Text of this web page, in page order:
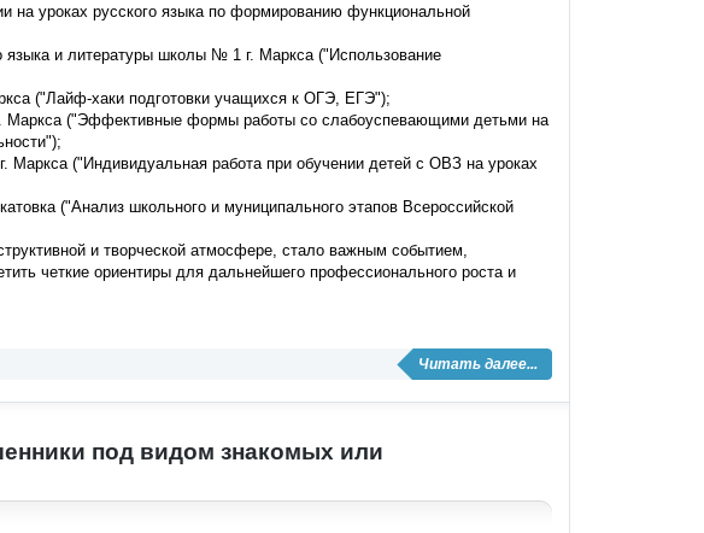
на уроках русского языка по формированию функциональной
языка и литературы школы № 1 г. Маркса ("Использование
("Лайф-хаки подготовки учащихся к ОГЭ, ЕГЭ");
Маркса ("Эффективные формы работы со слабоуспевающими детьми на
("Индивидуальная работа при обучении детей с ОВЗ на уроках
("Анализ школьного и муниципального этапов Всероссийской
и творческой атмосфере, стало важным событием,
четкие ориентиры для дальнейшего профессионального роста и
Читать далее...
под видом знакомых или